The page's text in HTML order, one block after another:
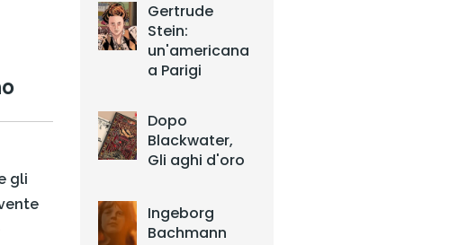
gli
Gertrude
Stein:
un'americana
a Parigi
Dopo
Blackwater,
Gli aghi d'oro
Ingeborg
Bachmann